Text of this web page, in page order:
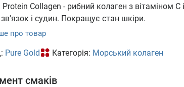
Protein Collagen - рибний колаген з вітаміном
зв'язок і судин. Покращує стан шкіри.
про товар
Pure Gold Категорія: Морський колаген
смаків